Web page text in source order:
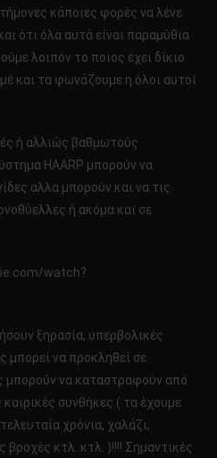
κάποιες φορές να λένε
ότι όλα αυτά είναι παραμύθια
λοιπόν το ποιος έχει δίκιο
και τα φωνάζουμε η όλοι αυτοί
ή αλλιώς βαθμωτούς
HAARP μπορούν να
αλλα μπορούν και να τις
ή ακόμα και σε
watch?
ξηρασία, υπερβολικές
μπορεί να προκληθεί σε
μπορούν να καταστραφούν από
συνθήκες ( τα έχουμε
χρόνια, χαλάζι,
βροχές κτλ. κτλ. )!!!! Σημαντικές